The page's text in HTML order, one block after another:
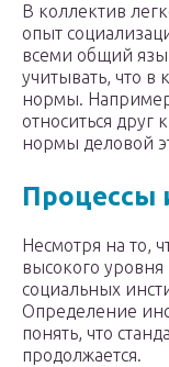
В коллектив
опыт
всеми общий
учитывать, что в
нормы.
относиться друг
нормы деловой
Процессы
Несмотря на то,
высокого
социальных
Определение
понять, что
продолжается.